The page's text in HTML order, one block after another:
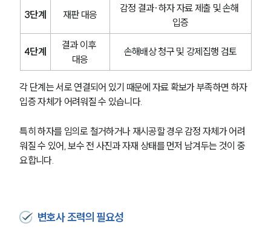
3단계 재판 대응
감정 결과·하자 자료 제출 및 손해
입증
4단계
결과 이후
대응
손해배상 청구 및 강제집행 검토
각 단계는 서로 연결되어 있기 때문에 자료 확보가 부족하면 하자
입증 자체가 어려워질 수 있습니다.
특히 하자를 임의로 철거하거나 재시공할 경우 감정 자체가 어려
워질 수 있어, 보수 전 사진과 자재 상태를 먼저 남겨두는 것이 중
요합니다.
변호사 조력의 필요성